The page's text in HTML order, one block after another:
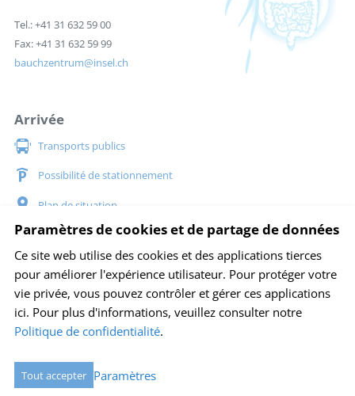
Tel.: +41 31 632 59 00
Fax: +41 31 632 59 99
bauchzentrum
insel.ch
Arrivée
Transports publics
Possibilité de stationnement
Plan de situation
Social Media
Adresse bibliographique Mentions légales
created by Internetgalerie AG
Paramètres de cookies et de partage de données
Ce site web utilise des cookies et des applications tierces
pour améliorer l'expérience utilisateur. Pour protéger votre
vie privée, vous pouvez contrôler et gérer ces applications
ici. Pour plus d'informations, veuillez consulter notre
Politique de confidentialité.
Tout accepter Paramètres